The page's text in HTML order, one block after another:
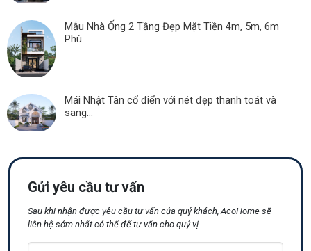
Mẫu Nhà Ống 2 Tầng Đẹp Mặt Tiền 4m, 5m, 6m
Phù...
Mái Nhật Tân cổ điển với nét đẹp thanh toát và
sang...
Gửi yêu cầu tư vấn
Sau khi nhận được yêu cầu tư vấn của quý khách, AcoHome sẽ
liên hệ sớm nhất có thể để tư vấn cho quý vị